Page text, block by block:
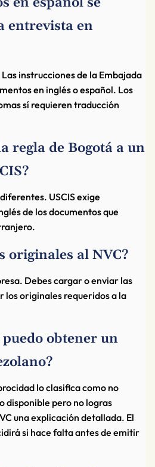
entrevista en
instrucciones de la Embajada
en inglés o español. Los
sí requieren traducción
regla de Bogotá a un
USCIS exige
de los documentos que
originales al NVC?
Debes cargar o enviar las
los originales requeridos a la
puedo obtener un
lo clasifica como no
disponible pero no logras
una explicación detallada. El
si hace falta antes de emitir